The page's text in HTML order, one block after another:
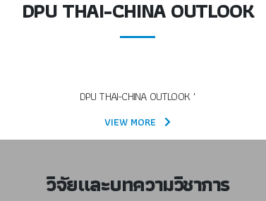
DPU THAI-CHINA OUTLOOK
DPU THAI-CHINA OUTLOOK "
VIEW MORE
วิจัยและบทความวิชาการ